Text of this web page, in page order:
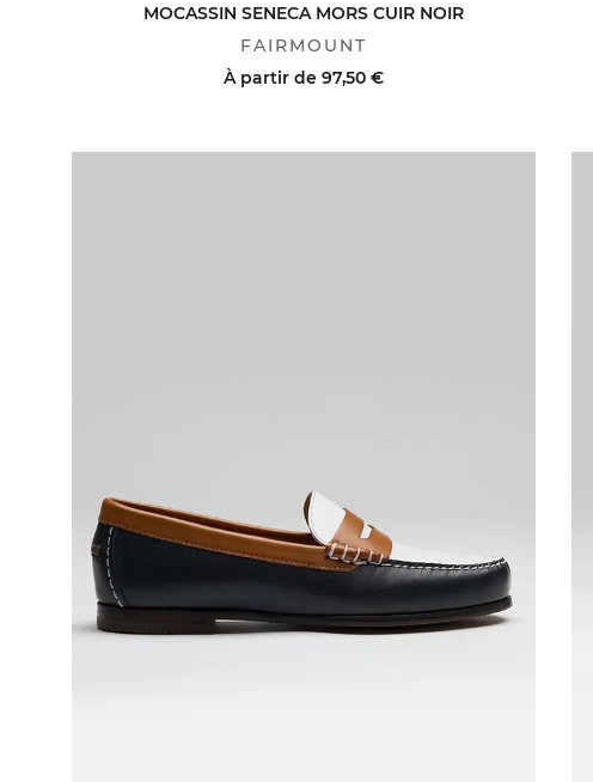
MOCASSIN SENECA MORS CUIR NOIR
FAIRMOUNT
À partir de 97,50 €